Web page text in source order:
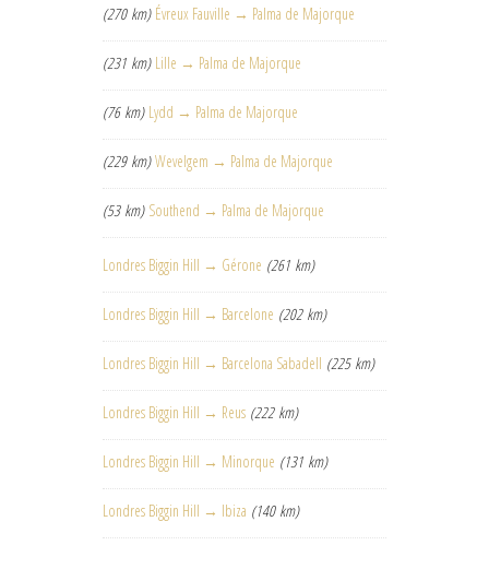
(270 km) Évreux Fauville → Palma de Majorque
(231 km) Lille → Palma de Majorque
(76 km) Lydd → Palma de Majorque
(229 km) Wevelgem → Palma de Majorque
(53 km) Southend → Palma de Majorque
Londres Biggin Hill → Gérone (261 km)
Londres Biggin Hill → Barcelone (202 km)
Londres Biggin Hill → Barcelona Sabadell (225 km)
Londres Biggin Hill → Reus (222 km)
Londres Biggin Hill → Minorque (131 km)
Londres Biggin Hill → Ibiza (140 km)